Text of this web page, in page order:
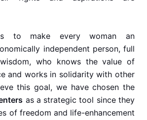
to make every woman an
independent person, full
who knows the value of
and works in solidarity with other
this goal, we have chosen the
as a strategic tool since they
of freedom and life-enhancement